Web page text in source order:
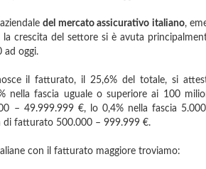
del mercato assicurativo italiano,
crescita del settore si è avuta
ad oggi.
il fatturato, il 25,6% del totale, si
nella fascia uguale o superiore ai 100
– 49.999.999 €, lo 0,4% nella fascia
di fatturato 500.000 – 999.999 €.
con il fatturato maggiore troviamo: